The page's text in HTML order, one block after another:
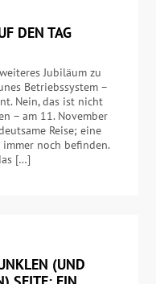
DEN TAG
Jubiläum zu
Betriebssystem –
Nein, das ist nicht
– am 11. November
Reise; eine
noch befinden.
[…]
(UND